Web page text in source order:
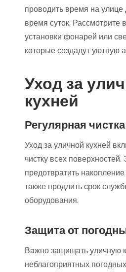
проводить время на
время суток. Рассмотрите
установки фонарей или
которые создадут уютную
Уход за
кухней
Регулярная чистка
Уход за уличной кухней
чистку всех
предотвратить
также продлить срок
оборудования.
Защита от
Важно защищать уличную
неблагоприятных